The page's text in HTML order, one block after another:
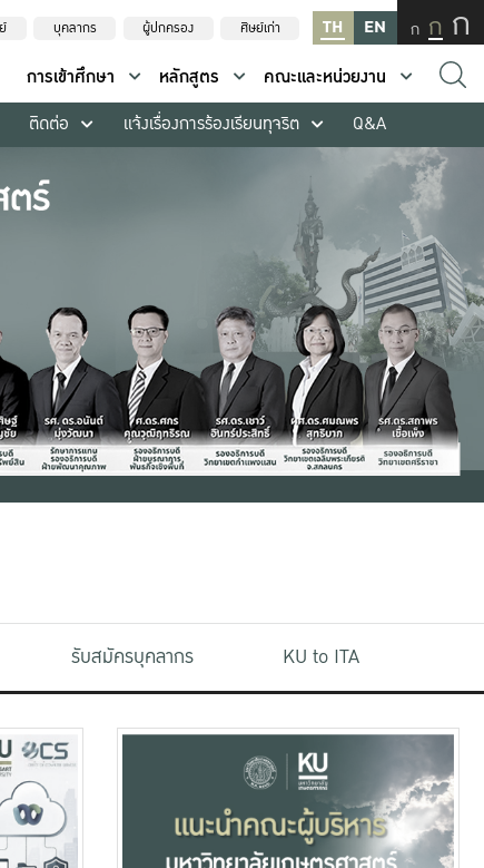
บุคลากร ผู้ปกครอง ศิษย์เก่า TH EN ก ก ก
การเข้าศึกษา หลักสูตร
คณะและหน่วยงาน
ติดต่อ แจ้งเรื่องการร้องเรียนทุจริต Q&A
รับสมัครบุคลากร KU to ITA